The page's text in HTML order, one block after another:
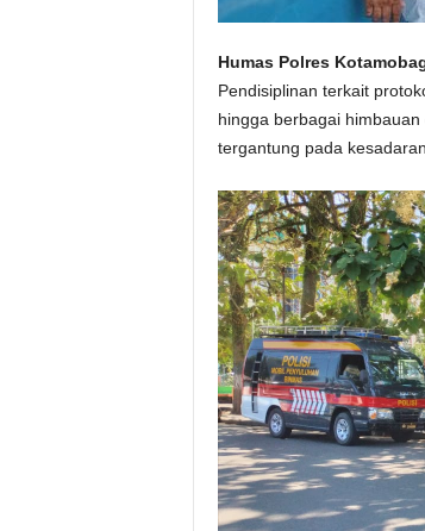
Humas Polres
Pendisiplinan terkait
hingga berbagai
tergantung pada